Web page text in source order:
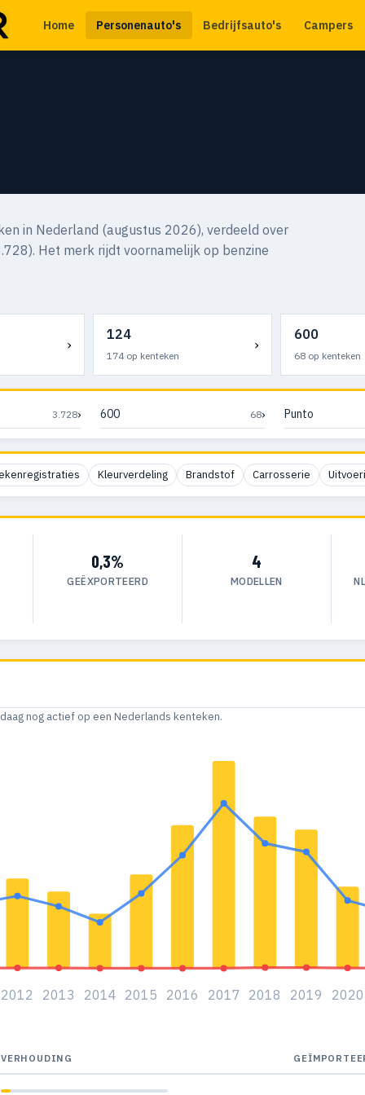
Home Personenauto's Bedrijfsauto's Campers
in Nederland (augustus 2026), verdeeld over
Het merk rijdt voornamelijk op benzine
›
124
174 op kenteken
›
600
68 op kenteken
3.728› 600 68› Punto
Kleurverdeling Brandstof Carrosserie
0,3%
GEËXPORTEERD
4
MODELLEN
nog actief op een Nederlands kenteken.
2012 2013 2014 2015 2016 2017 2018 2019 2020
VERHOUDING